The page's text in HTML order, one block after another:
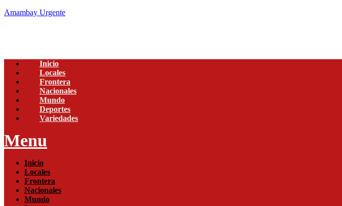
Amambay Urgente
Inicio
Locales
Frontera
Nacionales
Mundo
Deportes
Variedades
Menu
Inicio
Locales
Frontera
Nacionales
Mundo